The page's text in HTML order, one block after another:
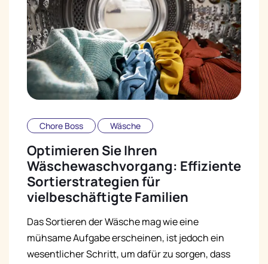
Chore Boss Wäsche
Optimieren Sie Ihren
Wäschewaschvorgang: Effiziente
Sortierstrategien für
vielbeschäftigte Familien
Das Sortieren der Wäsche mag wie eine
mühsame Aufgabe erscheinen, ist jedoch ein
wesentlicher Schritt, um dafür zu sorgen, dass